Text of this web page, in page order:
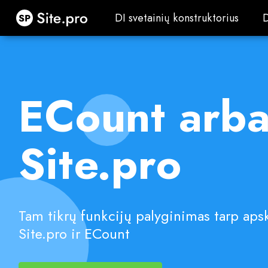
Site.pro DI svetainių konstruktorius
DI svetainių konstruktorius
ECount arba
Site.pro
Tam tikrų funkcijų palyginimas tarp
Site.pro ir ECount